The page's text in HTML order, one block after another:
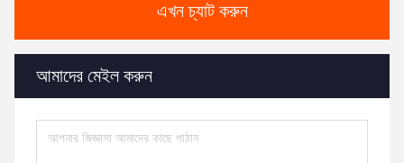
এখন চ্যাট করুন
আমাদের মেইল ​​করুন